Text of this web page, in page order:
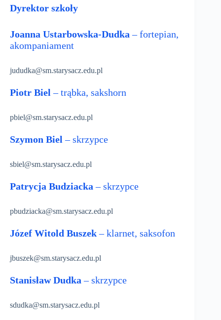
Dyrektor szkoły
Joanna Ustarbowska-Dudka – fortepian,
akompaniament
jududka@sm.starysacz.edu.pl
Piotr Biel – trąbka, sakshorn
pbiel@sm.starysacz.edu.pl
Szymon Biel – skrzypce
sbiel@sm.starysacz.edu.pl
Patrycja Budziacka – skrzypce
pbudziacka@sm.starysacz.edu.pl
Józef Witold Buszek– klarnet, saksofon
jbuszek@sm.starysacz.edu.pl
Stanisław Dudka – skrzypce
sdudka@sm.starysacz.edu.pl